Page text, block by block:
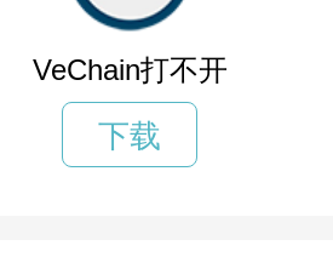
VeChain打不开
下载